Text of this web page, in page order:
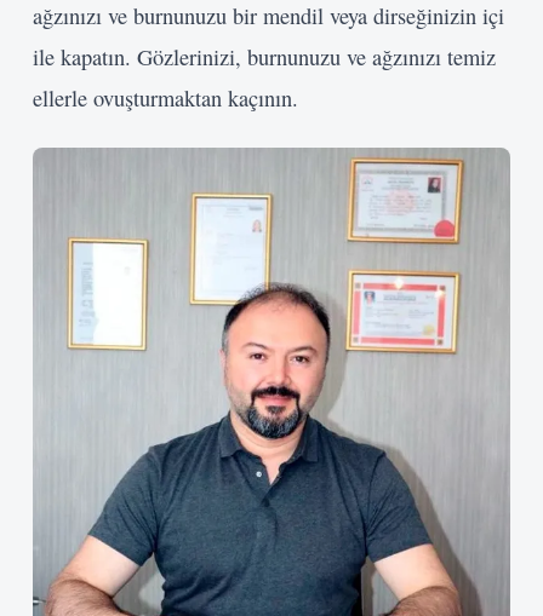
ağzınızı ve burnunuzu bir mendil veya dirseğinizin içi
ile kapatın. Gözlerinizi, burnunuzu ve ağzınızı temiz
ellerle ovuşturmaktan kaçının.